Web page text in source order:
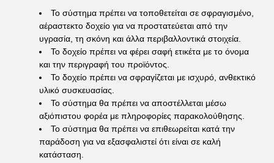
Το σύστημα πρέπει να τοποθετείται σε σφραγισμένο,
αέραστεκτο δοχείο για να προστατεύεται από την
υγρασία, τη σκόνη και άλλα περιβαλλοντικά στοιχεία.
Το δοχείο πρέπει να φέρει σαφή ετικέτα με το όνομα
και την περιγραφή του προϊόντος.
Το δοχείο πρέπει να σφραγίζεται με ισχυρό, ανθεκτικό
υλικό συσκευασίας.
Το σύστημα θα πρέπει να αποστέλλεται μέσω
αξιόπιστου φορέα με πληροφορίες παρακολούθησης.
Το σύστημα θα πρέπει να επιθεωρείται κατά την
παράδοση για να εξασφαλιστεί ότι είναι σε καλή
κατάσταση.